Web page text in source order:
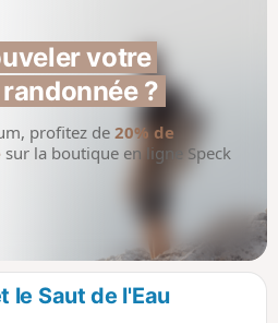
votre
?
profitez de 20% de
sur la boutique en ligne Speck
le Saut de l'Eau